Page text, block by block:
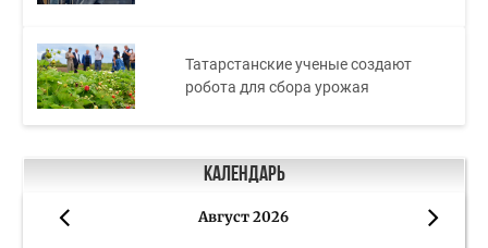
Татарстанские ученые создают
робота для сбора урожая
Календарь
Август 2026